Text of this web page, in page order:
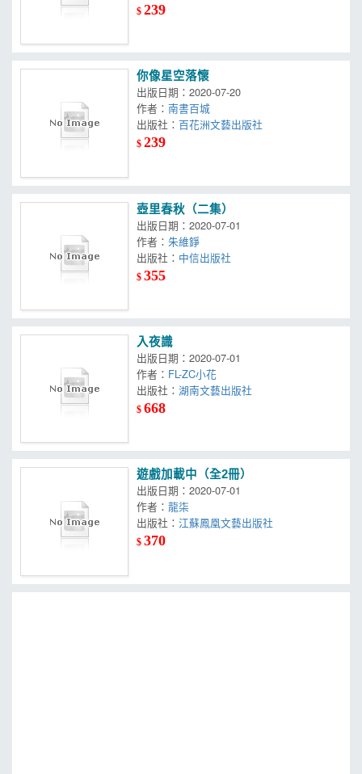
$239
你像星空落懷
出版日期：2020-07-20
作者：南書百城
出版社：百花洲文藝出版社
$239
壺里春秋（二集）
出版日期：2020-07-01
作者：朱維錚
出版社： 中信出版社
$355
入夜識
出版日期：2020-07-01
作者： FL-ZC小花
出版社：湖南文藝出版社
$668
遊戲加載中（全2冊）
出版日期：2020-07-01
作者：龍柒
出版社：江蘇鳳凰文藝出版社
$370